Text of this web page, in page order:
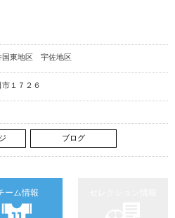
東地区 宇佐地区
１７２６
ブログ
ーム情報